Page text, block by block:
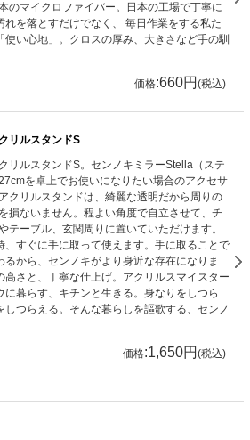
のマイクロファイバー。日本の工場で丁寧に
を落とすだけでなく、 毎日作業をする私た
い心地」。クロスの厚み、大きさなど手の馴
価格:660円 (税込)
リルスタンドS
リルスタンドS。センノキミラーStella（ステ
を卓上でお使いになりたい場合のアクセサ
クリルスタンドは、綺麗な透明だから周りの
損ないません。程よい角度で自立させて、チ
テーブル、玄関周りに置いていただけます。
、すぐに手に取って使えます。手に取ることで
から、センノキがより身近な存在になりま
さと、丁寧な仕上げ。アクリルスマイスター
暮らす、キチンと生きる。身なりをしつら
しつらえる。そんな暮らしを謳歌する、センノ
価格:1,650円 (税込)